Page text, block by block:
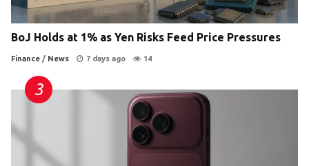
BoJ Holds at 1% as Yen Risks Feed Price Pressures
Finance / News 7 days ago 14